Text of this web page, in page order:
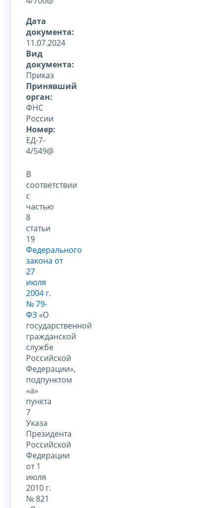
Дата
документа:
11.07.2024
Вид
документа:
Приказ
Принявший
орган:
ФНС
России
Номер:
ЕД-7-
4/549@
В
соответствии
с
частью
8
статьи
19
Федерального
закона от
27
июля
2004 г.
№ 79-
ФЗ «О
государственной
гражданской
службе
Российской
Федерации»,
подпунктом
«а»
пункта
7
Указа
Президента
Российской
Федерации
от 1
июля
2010 г.
№ 821